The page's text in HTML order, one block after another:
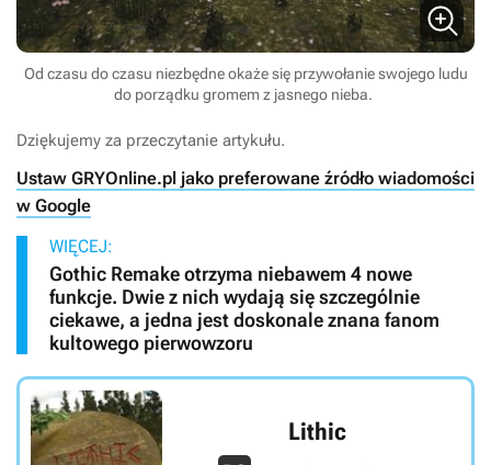
Od czasu do czasu niezbędne okaże się przywołanie swojego ludu
do porządku gromem z jasnego nieba.
Dziękujemy za przeczytanie artykułu.
Ustaw GRYOnline.pl jako preferowane źródło wiadomości
w Google
WIĘCEJ:
Gothic Remake otrzyma niebawem 4 nowe
funkcje. Dwie z nich wydają się szczególnie
ciekawe, a jedna jest doskonale znana fanom
kultowego pierwowzoru
Lithic